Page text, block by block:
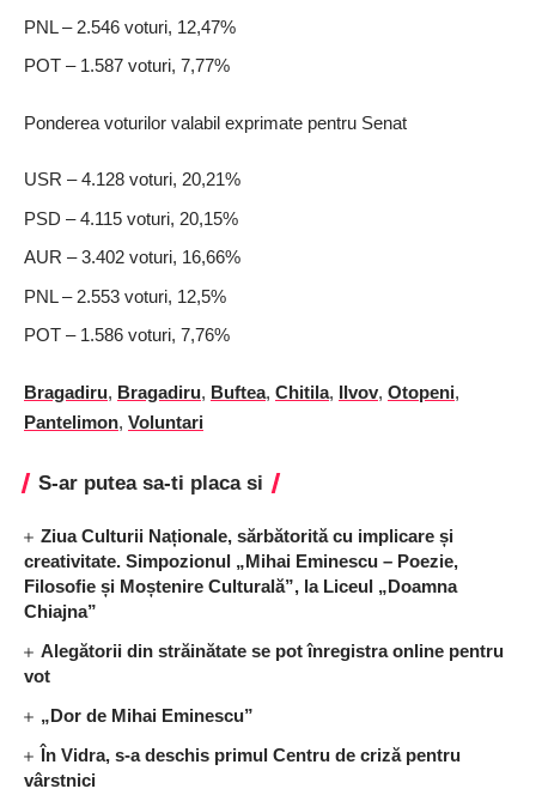
PNL – 2.546 voturi, 12,47%
POT – 1.587 voturi, 7,77%
Ponderea voturilor valabil exprimate pentru Senat
USR – 4.128 voturi, 20,21%
PSD – 4.115 voturi, 20,15%
AUR – 3.402 voturi, 16,66%
PNL – 2.553 voturi, 12,5%
POT – 1.586 voturi, 7,76%
Bragadiru, Bragadiru, Buftea, Chitila, Ilvov, Otopeni,
Pantelimon, Voluntari
S-ar putea sa-ti placa si
Ziua Culturii Naționale, sărbătorită cu implicare și
creativitate. Simpozionul „Mihai Eminescu – Poezie,
Filosofie și Moștenire Culturală”, la Liceul „Doamna
Chiajna”
Alegătorii din străinătate se pot înregistra online pentru
vot
„Dor de Mihai Eminescu”
În Vidra, s-a deschis primul Centru de criză pentru
vârstnici